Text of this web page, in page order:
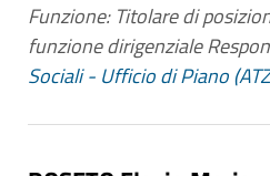
Funzione: Titolare di
funzione dirigenziale
Sociali - Ufficio di Piano